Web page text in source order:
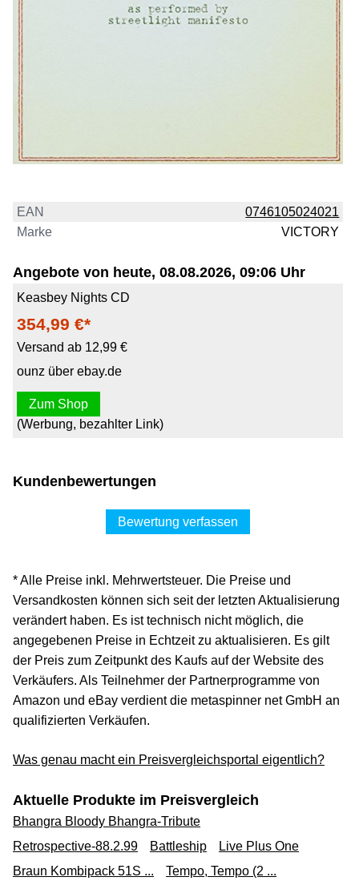
EAN
0746105024021
Marke
VICTORY
Angebote von heute, 08.08.2026, 09:06 Uhr
Keasbey Nights CD
354,99 €*
Versand ab 12,99 €
ounz über ebay.de
Zum Shop
(Werbung, bezahlter Link)
Kundenbewertungen
Bewertung verfassen
* Alle Preise inkl. Mehrwertsteuer. Die Preise und
Versandkosten können sich seit der letzten Aktualisierung
verändert haben. Es ist technisch nicht möglich, die
angegebenen Preise in Echtzeit zu aktualisieren. Es gilt
der Preis zum Zeitpunkt des Kaufs auf der Website des
Verkäufers. Als Teilnehmer der Partnerprogramme von
Amazon und eBay verdient die metaspinner net GmbH an
qualifizierten Verkäufen.
Was genau macht ein Preisvergleichsportal eigentlich?
Aktuelle Produkte im Preisvergleich
Bhangra Bloody Bhangra-Tribute
Retrospective-88.2.99
Battleship
Live Plus One
Braun Kombipack 51S ...
Tempo, Tempo (2 ...